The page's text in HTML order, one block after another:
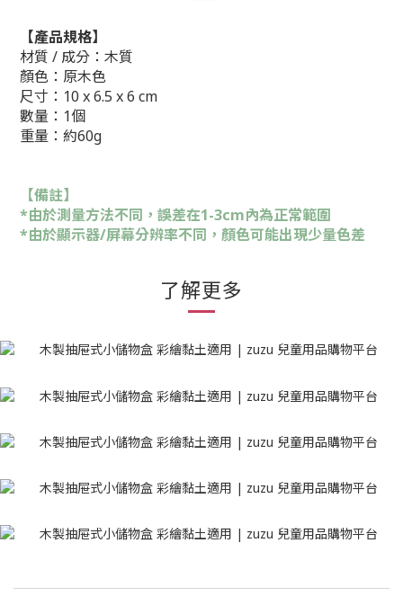
【產品規格】
材質 / 成分：木質
顏色：原木色
尺寸：10 x 6.5 x 6 cm
數量：1個
重量：約60g
【備註】
*由於測量方法不同，誤差在1-3cm內為正常範圍
*由於顯示器/屏幕分辨率不同，顏色可能出現少量色差
了解更多